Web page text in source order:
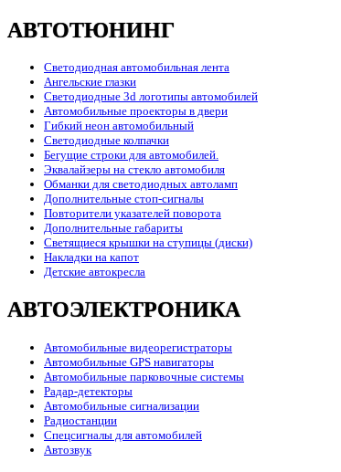
АВТОТЮНИНГ
Светодиодная автомобильная лента
Ангельские глазки
Светодиодные 3d логотипы автомобилей
Автомобильные проекторы в двери
Гибкий неон автомобильный
Светодиодные колпачки
Бегущие строки для автомобилей.
Эквалайзеры на стекло автомобиля
Обманки для светодиодных автоламп
Дополнительные стоп-сигналы
Повторители указателей поворота
Дополнительные габариты
Светящиеся крышки на ступицы (диски)
Накладки на капот
Детские автокресла
АВТОЭЛЕКТРОНИКА
Автомобильные видеорегистраторы
Автомобильные GPS навигаторы
Автомобильные парковочные системы
Радар-детекторы
Автомобильные сигнализации
Радиостанции
Спецсигналы для автомобилей
Автозвук